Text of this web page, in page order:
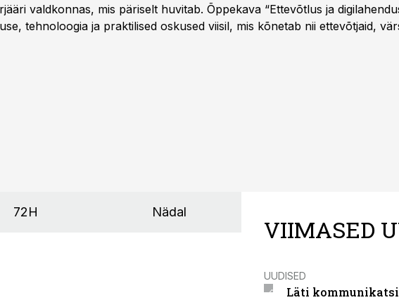
valdkonnas, mis päriselt huvitab. Õppekava “Ettevõtlus ja
tehnoloogia ja praktilised oskused viisil, mis kõnetab nii ettevõtjaid,
72H Nädal
VIIMASED
UUDISED
Läti